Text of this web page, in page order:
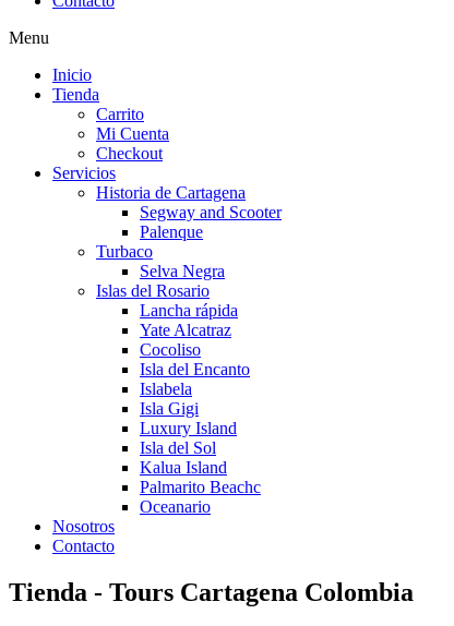
Menu
Inicio
Tienda
Carrito
Mi Cuenta
Checkout
Servicios
Historia de Cartagena
Segway and Scooter
Palenque
Turbaco
Selva Negra
Islas del Rosario
Lancha rápida
Yate Alcatraz
Cocoliso
Isla del Encanto
Islabela
Isla Gigi
Luxury Island
Isla del Sol
Kalua Island
Palmarito Beachc
Oceanario
Nosotros
Contacto
Tienda - Tours Cartagena Colombia